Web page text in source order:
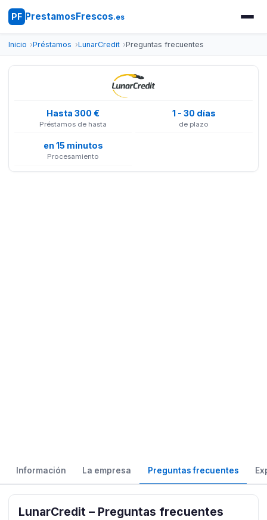
PF PrestamosFrescos.es
Inicio Préstamos LunarCredit Preguntas frecuentes
Hasta 300 €
Préstamos de hasta
1 - 30 días
de plazo
en 15 minutos
Procesamiento
Información La empresa Preguntas frecuentes
LunarCredit – Preguntas frecuentes